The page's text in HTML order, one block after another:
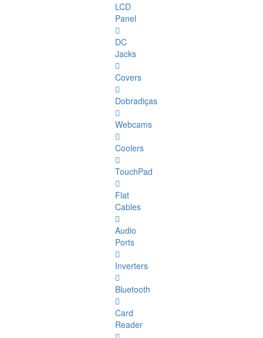
LCD
Panel
DC
Jacks
Covers
Dobradiças
Webcams
Coolers
TouchPad
Flat
Cables
Audio
Ports
Inverters
Bluetooth
Card
Reader